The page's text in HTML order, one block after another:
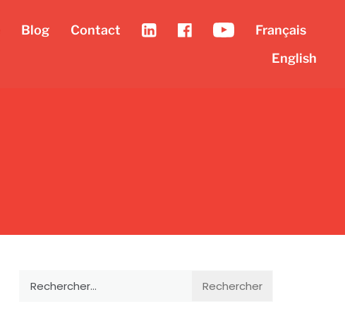
Blog Contact
Français
English